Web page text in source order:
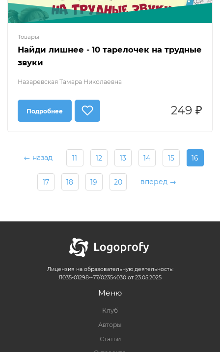
Товары
Найди лишнее - 10 тарелочек на трудные
звуки
Назаревская Тамара Николаевна
Подробнее 249 ₽
← назад 11 12 13 14 15 16
17 18 19 20 вперед →
Лицензия на образовательную деятельность:
Л035-01298--77/02354030 от 23.05.2025
Меню
Клуб
Авторы
Статьи